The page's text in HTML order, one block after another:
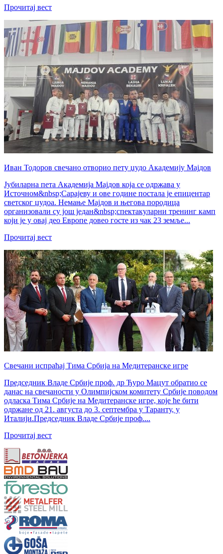
Прочитај вест
Иван Тодоров свечано отворио пету џудо Академију Мајдов
Јубиларна пета Академија Мајдов која се одржава у
Источном&nbsp;Сарајеву и ове године постала је епицентар
светског џудоа. Немање Мајдов и његова породица
организовали су још један&nbsp;спектакуларни тренинг камп
који је у овај део Европе довео госте из чак 23 земље...
Прочитај вест
Свечани испраћај Тима Србија на Медитеранске игре
Председник Владе Србије проф. др Ђуро Мацут обратио се
данас на свечаности у Олимпијском комитету Србије поводом
одласка Тима Србије на Медитеранске игре, које ће бити
одржане од 21. августа до 3. септембра у Таранту, у
Италији.Председник Владе Србије проф....
Прочитај вест